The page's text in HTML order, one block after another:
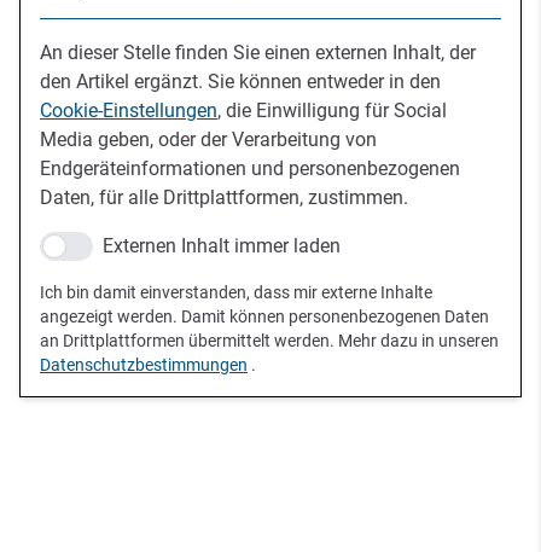
An dieser Stelle finden Sie einen externen Inhalt, der
den Artikel ergänzt. Sie können entweder in den
Cookie-Einstellungen, die Einwilligung für Social
Media geben, oder der Verarbeitung von
Endgeräteinformationen und personenbezogenen
Daten, für alle Drittplattformen, zustimmen.
Externen Inhalt immer laden
Ich bin damit einverstanden, dass mir externe Inhalte
angezeigt werden. Damit können personenbezogenen Daten
an Drittplattformen übermittelt werden. Mehr dazu in unseren
Datenschutzbestimmungen .